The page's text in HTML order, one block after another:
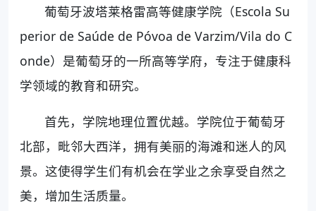
葡萄牙波塔莱格雷高等健康学院（Escola Su
perior de Saúde de Póvoa de Varzim/Vila do C
onde）是葡萄牙的一所高等学府，专注于健康科
学领域的教育和研究。
首先，学院地理位置优越。学院位于葡萄牙
北部，毗邻大西洋，拥有美丽的海滩和迷人的风
景。这使得学生们有机会在学业之余享受自然之
美，增加生活质量。